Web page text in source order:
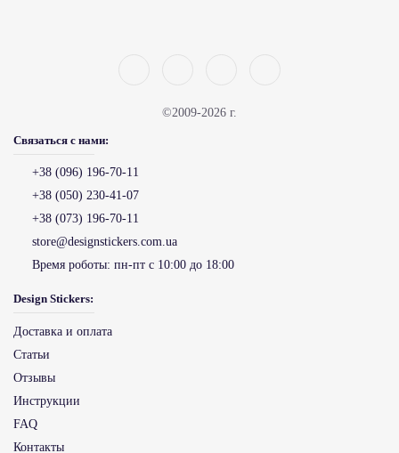
©2009-2026 г.
Связаться с нами:
+38 (096) 196-70-11
+38 (050) 230-41-07
+38 (073) 196-70-11
store@designstickers.com.ua
Время роботы: пн-пт с 10:00 до 18:00
Design Stickers:
Доставка и оплата
Статьи
Отзывы
Инструкции
FAQ
Контакты